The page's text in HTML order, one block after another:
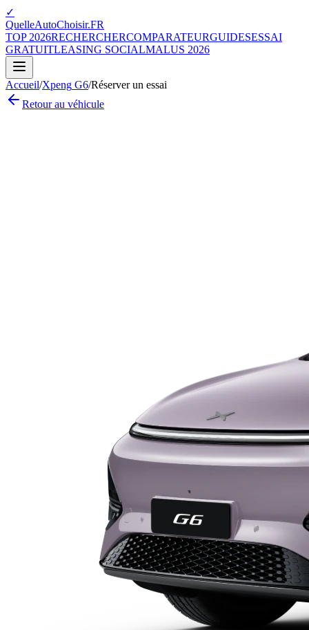
✓
QuelleAutoChoisir.FR
TOP 2026RECHERCHERCOMPARATEURGUIDESESSAI
GRATUITLEASING SOCIALMALUS 2026
Accueil/Xpeng G6/Réserver un essai
Retour au véhicule